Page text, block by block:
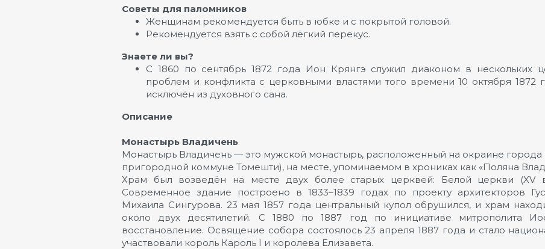
Советы для паломников
Женщинам рекомендуется быть в юбке и с покрытой головой.
Рекомендуется взять с собой лёгкий перекус.
Знаете ли вы?
С 1860 по сентябрь 1872 года Ион Крянгэ служил диаконом в нескольких
проблем и конфликта с церковными властями того времени 10 октября
исключён из духовного сана.
Описание
Монастырь Владичень
Монастырь Владичень — это мужской монастырь, расположенный на окраине города
пригородной коммуне Томешти), на месте, упоминаемом в хрониках как «Поляна
Храм был возведён на месте двух более старых церквей: Белой церкви (XV
Современное здание построено в 1833–1839 годах по проекту архитекторов
Михаила Сингурова. 23 мая 1857 года центральный купол обрушился, и храм
около двух десятилетий. С 1880 по 1887 год по инициативе митрополита
восстановление. Освящение собора состоялось 23 апреля 1887 года и стало
участвовали король Кароль I и королева Елизавета.